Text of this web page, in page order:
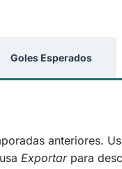
Goles Esperados
anteriores.
Exportarpara